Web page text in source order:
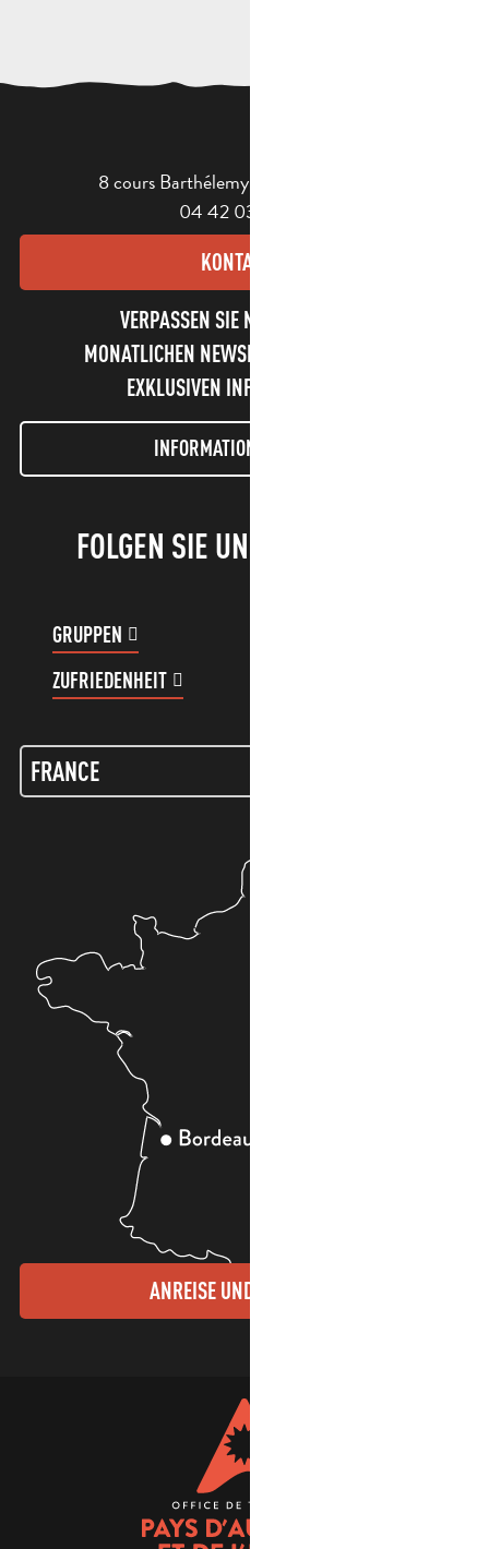
8 cours Barthélemy - 13400 Aubagne
04 42 03 49 98
KONTAKT
VERPASSEN SIE NICHT UNSEREN
MONATLICHEN NEWSLETTER UND UNSERE
EXKLUSIVEN INFORMATIONEN!
INFORMATIONEN LETTER
FOLGEN SIE UNS!
GRUPPEN
ZUFRIEDENHEIT
ANREISE UND KONTAKTE